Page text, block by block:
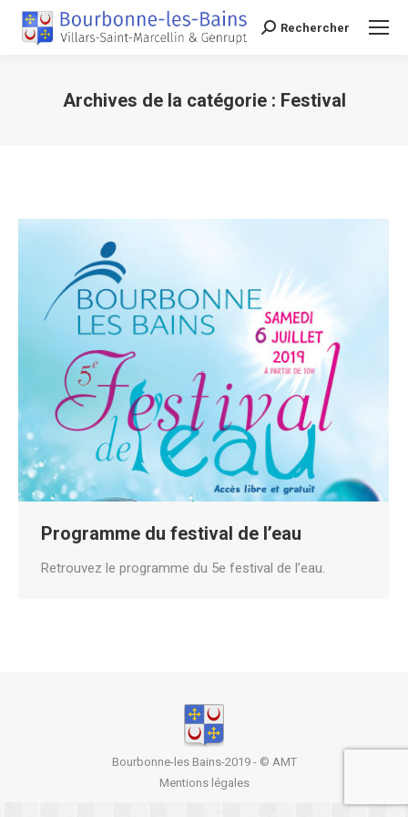
Recherche
Rechercher
Archives de la catégorie : Festival
Programme du festival de l’eau
Retrouvez le programme du 5e festival de l’eau.
Bourbonne-les Bains-2019 - © AMT
Mentions légales